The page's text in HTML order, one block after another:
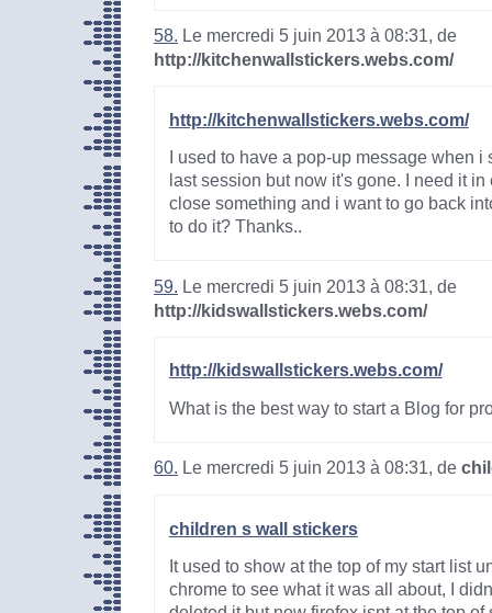
58. Le mercredi 5 juin 2013 à 08:31, de
http://kitchenwallstickers.webs.com/
http://kitchenwallstickers.webs.com/
I used to have a pop-up message when i
last session but now it's gone. I need it
close something and i want to go back
to do it? Thanks..
59. Le mercredi 5 juin 2013 à 08:31, de
http://kidswallstickers.webs.com/
http://kidswallstickers.webs.com/
What is the best way to start a Blog for
60. Le mercredi 5 juin 2013 à 08:31, de
children s wall stickers
It used to show at the top of my start list
chrome to see what it was all about, I